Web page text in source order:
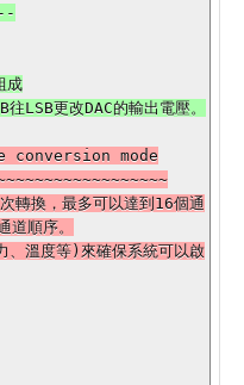
成
mode
轉換，最多可以達到16個通
道順序。
溫度等)來確保系統可以啟